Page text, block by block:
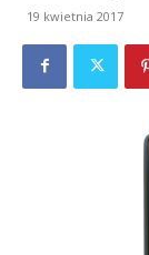
19 kwietnia 2017